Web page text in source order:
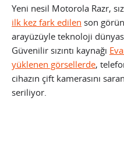
Yeni nesil Motorola Razr,
ilk kez fark edilen son
arayüzüyle teknoloji
Güvenilir sızıntı kaynağı
yüklenen görsellerde,
cihazın çift kamerasını
seriliyor.